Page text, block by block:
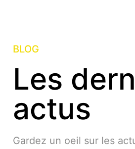
BLOG
Les
actus
Gardez un oeil sur les